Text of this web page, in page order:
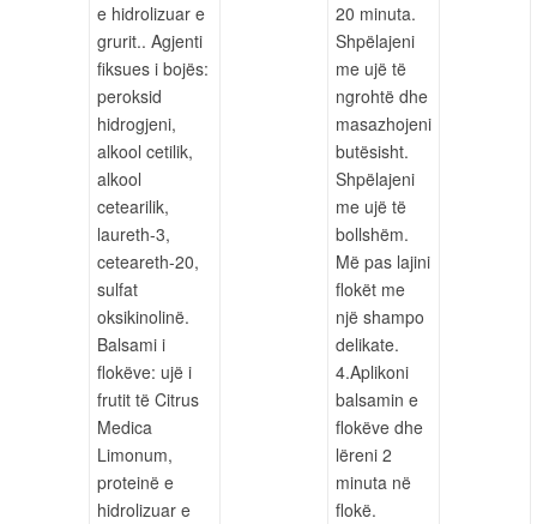
e hidrolizuar e
grurit.. Agjenti
fiksues i bojës:
peroksid
hidrogjeni,
alkool cetilik,
alkool
cetearilik,
laureth-3,
ceteareth-20,
sulfat
oksikinolinë.
Balsami i
flokëve: ujë i
frutit të Citrus
Medica
Limonum,
proteinë e
hidrolizuar e
20 minuta.
Shpëlajeni
me ujë të
ngrohtë dhe
masazhojeni
butësisht.
Shpëlajeni
me ujë të
bollshëm.
Më pas lajini
flokët me
një shampo
delikate.
4.Aplikoni
balsamin e
flokëve dhe
lëreni 2
minuta në
flokë.